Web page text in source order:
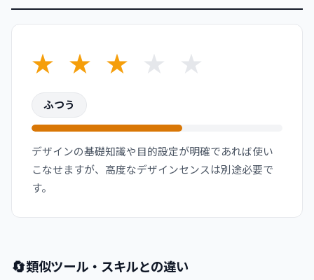
★ ★ ★ ★ ★
ふつう
デザインの基礎知識や目的設定が明確であれば使い
こなせますが、高度なデザインセンスは別途必要で
す。
🔄類似ツール・スキルとの違い